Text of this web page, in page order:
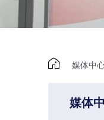
 媒体中
媒体